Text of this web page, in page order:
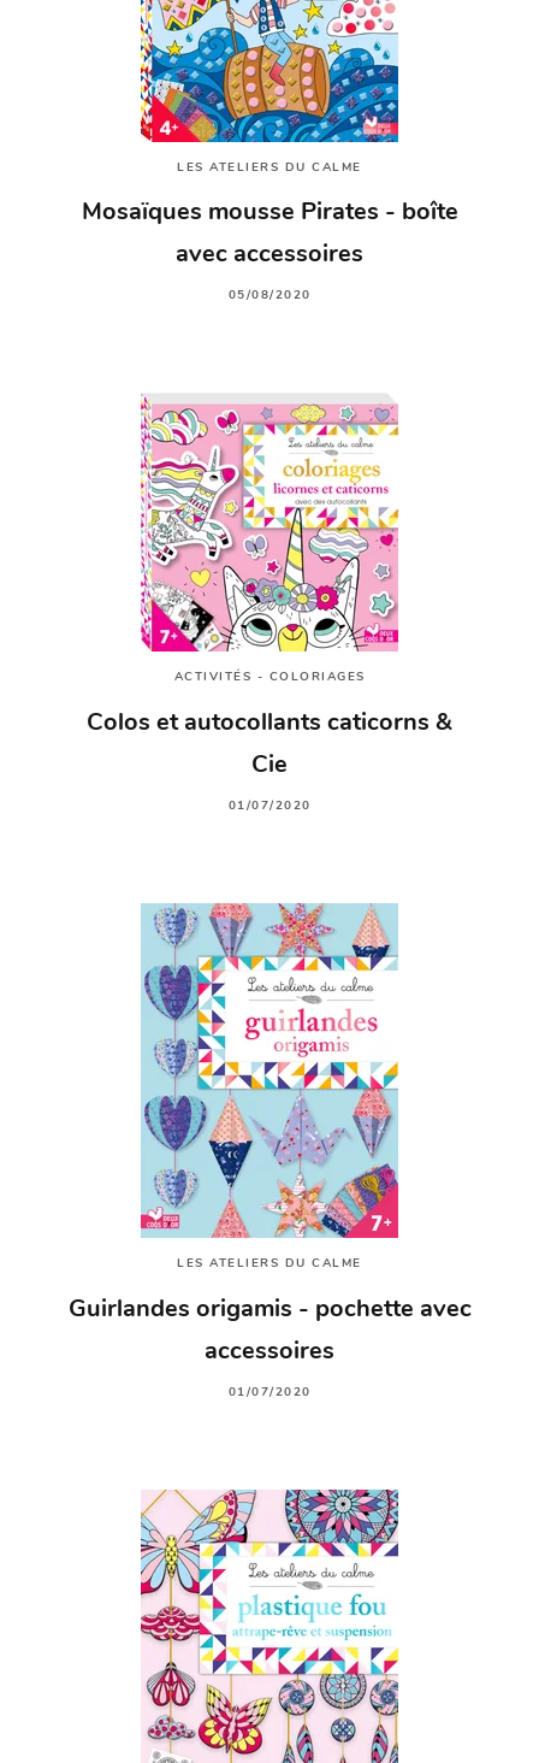
LES ATELIERS DU CALME
Mosaïques mousse Pirates - boîte
avec accessoires
05/08/2020
ACTIVITÉS - COLORIAGES
Colos et autocollants caticorns &
Cie
01/07/2020
LES ATELIERS DU CALME
Guirlandes origamis - pochette avec
accessoires
01/07/2020